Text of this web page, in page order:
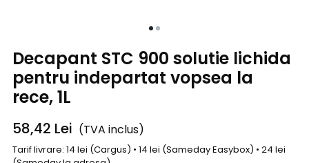
Decapant STC 900 solutie lichida
pentru indepartat vopsea la
rece, 1L
58,42 Lei (TVA inclus)
Tarif livrare: 14 lei (Cargus) • 14 lei (Sameday Easybox) • 24 lei